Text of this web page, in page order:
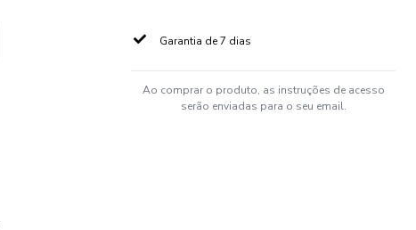
Garantia de 7 dias
Ao comprar o produto, as instruções de acesso
serão enviadas para o seu email.